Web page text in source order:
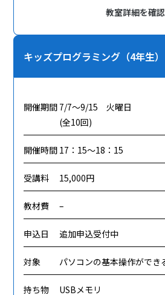
教室詳細を確認
キッズプログラミング（4年生）
開催期間 7/7～9/15 火曜日
(全10回)
開催時間 17：15～18：15
受講料 15,000円
教材費 –
申込日 追加申込受付中
対象 パソコンの基本操作ができ
持ち物 USBメモリ